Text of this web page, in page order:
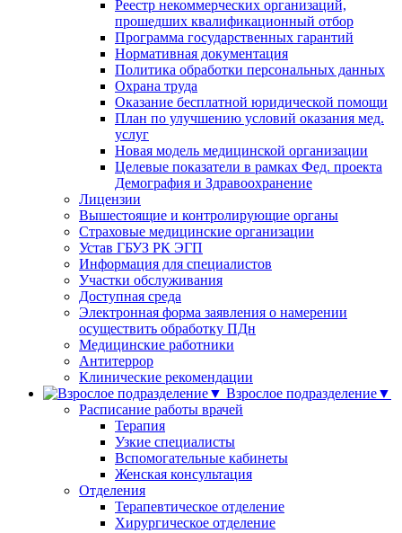
Реестр некоммерческих организаций,
прошедших квалификационный отбор
Программа государственных гарантий
Нормативная документация
Политика обработки персональных данных
Охрана труда
Оказание бесплатной юридической помощи
План по улучшению условий оказания мед.
услуг
Новая модель медицинской организации
Целевые показатели в рамках Фед. проекта
Демография и Здравоохранение
Лицензии
Вышестоящие и контролирующие органы
Страховые медицинские организации
Устав ГБУЗ РК ЭГП
Информация для специалистов
Участки обслуживания
Доступная среда
Электронная форма заявления о намерении
осуществить обработку ПДн
Медицинские работники
Антитеррор
Клинические рекомендации
Взрослое подразделение▼
Расписание работы врачей
Терапия
Узкие специалисты
Вспомогательные кабинеты
Женская консультация
Отделения
Терапевтическое отделение
Хирургическое отделение